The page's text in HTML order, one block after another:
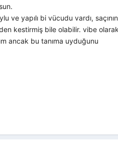
ve yapılı bi vücudu vardı, saçının
kestirmiş bile olabilir. vibe olarak
ancak bu tanıma uyduğunu